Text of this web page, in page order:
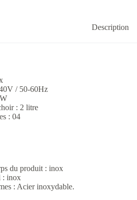
Description
/ 50-60Hz
: 2 litre
: 04
du produit : inox
: inox
: Acier inoxydable.